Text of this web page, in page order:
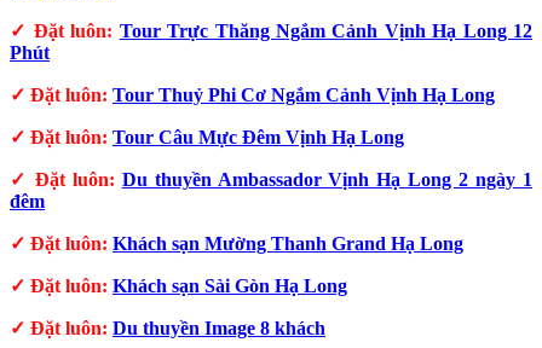
✓ Đặt luôn: Tour Trực Thăng Ngắm Cảnh Vịnh Hạ Long 12
Phút
✓ Đặt luôn: Tour Thuỷ Phi Cơ Ngắm Cảnh Vịnh Hạ Long
✓ Đặt luôn: Tour Câu Mực Đêm Vịnh Hạ Long
✓ Đặt luôn: Du thuyền Ambassador Vịnh Hạ Long 2 ngày 1
đêm
✓ Đặt luôn: Khách sạn Mường Thanh Grand Hạ Long
✓ Đặt luôn: Khách sạn Sài Gòn Hạ Long
✓ Đặt luôn: Du thuyền Image 8 khách